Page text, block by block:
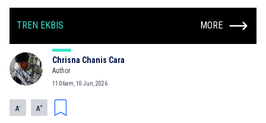
TREN EKBIS MORE
Chrisna Chanis Cara
Author
11:06am, 10 Jun, 2026
A- A+